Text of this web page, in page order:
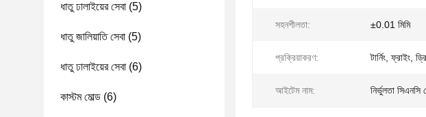
ধাতু ঢালাইয়ের সেবা (5)
ধাতু জালিয়াতি সেবা (5)
ধাতু ঢালাইয়ের সেবা (6)
কাস্টম মোল্ড (6)
সহনশীলতা: ±0.01 মিমি
প্রক্রিয়াকরণ: টার্নিং, ফ্রাইং,
আইটেম নাম: নির্ভুলতা সিএনসি